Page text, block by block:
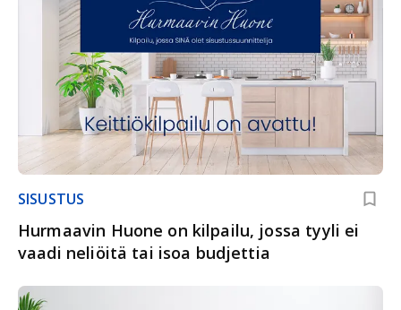
SISUSTUS
Hurmaavin Huone on kilpailu, jossa tyyli ei
vaadi neliöitä tai isoa budjettia